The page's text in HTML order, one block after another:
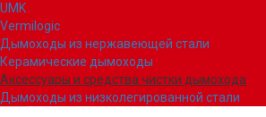
UMK
Vermilogic
Дымоходы из нержавеющей стали
Керамические дымоходы
Аксессуары и средства чистки дымохода
Дымоходы из низколегированной стали